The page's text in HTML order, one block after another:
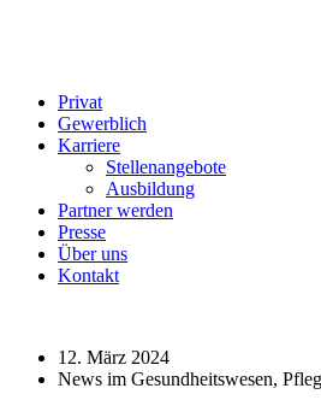
Privat
Gewerblich
Karriere
Stellenangebote
Ausbildung
Partner werden
Presse
Über uns
Kontakt
12. März 2024
News im Gesundheitswesen,